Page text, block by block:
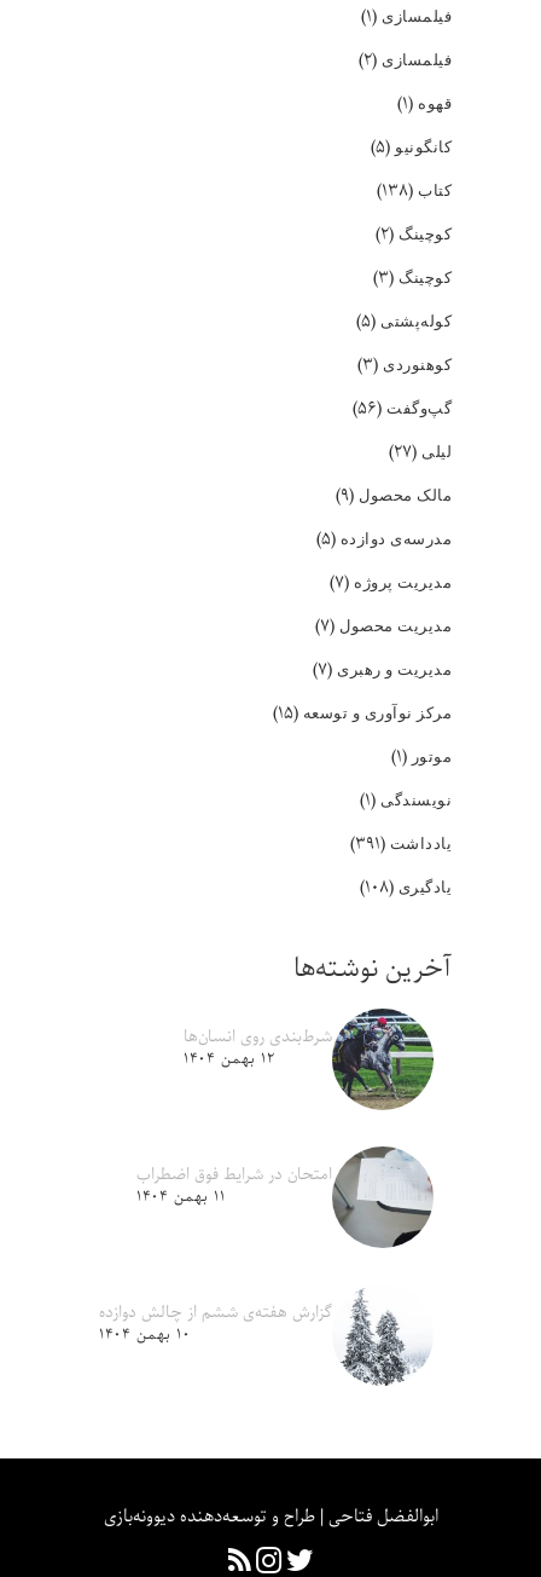
فیلمسازی (۱)
فیلمسازی (۲)
قهوه (۱)
کانگونیو(۵)
کتاب (۱۳۸)
کوچینگ (۲)
کوچینگ (۳)
کوله‌پشتی (۵)
کوهنوردی (۳)
گپ‌و‌گفت (۵۶)
لیلی (۲۷)
مالک محصول (۹)
مدرسه‌ی دوازده (۵)
مدیریت پروژه (۷)
مدیریت محصول (۷)
مدیریت و رهبری (۷)
مرکز نوآوری و توسعه (۱۵)
موتور (۱)
نویسندگی (۱)
یادداشت (۳۹۱)
یادگیری (۱۰۸)
آخرین نوشته‌ها
شرط‌بندی روی انسان‌ها
۱۲ بهمن ۱۴۰۴
امتحان در شرایط فوق اضطراب
۱۱ بهمن ۱۴۰۴
گزارش هفته‌ی ششم از چالش دوازده
۱۰ بهمن ۱۴۰۴
ابوالفضل فتاحی | طراح و توسعه‌دهنده دیوونه‌بازی